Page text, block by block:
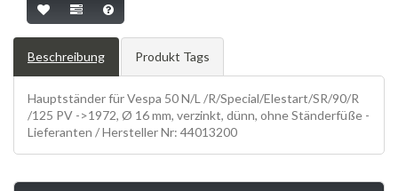
Beschreibung Produkt Tags
Hauptständer für Vespa 50 N/L /R/Special/Elestart/SR/90/R
/125 PV ->1972, Ø 16 mm, verzinkt, dünn, ohne Ständerfüße -
Lieferanten / Hersteller Nr: 44013200